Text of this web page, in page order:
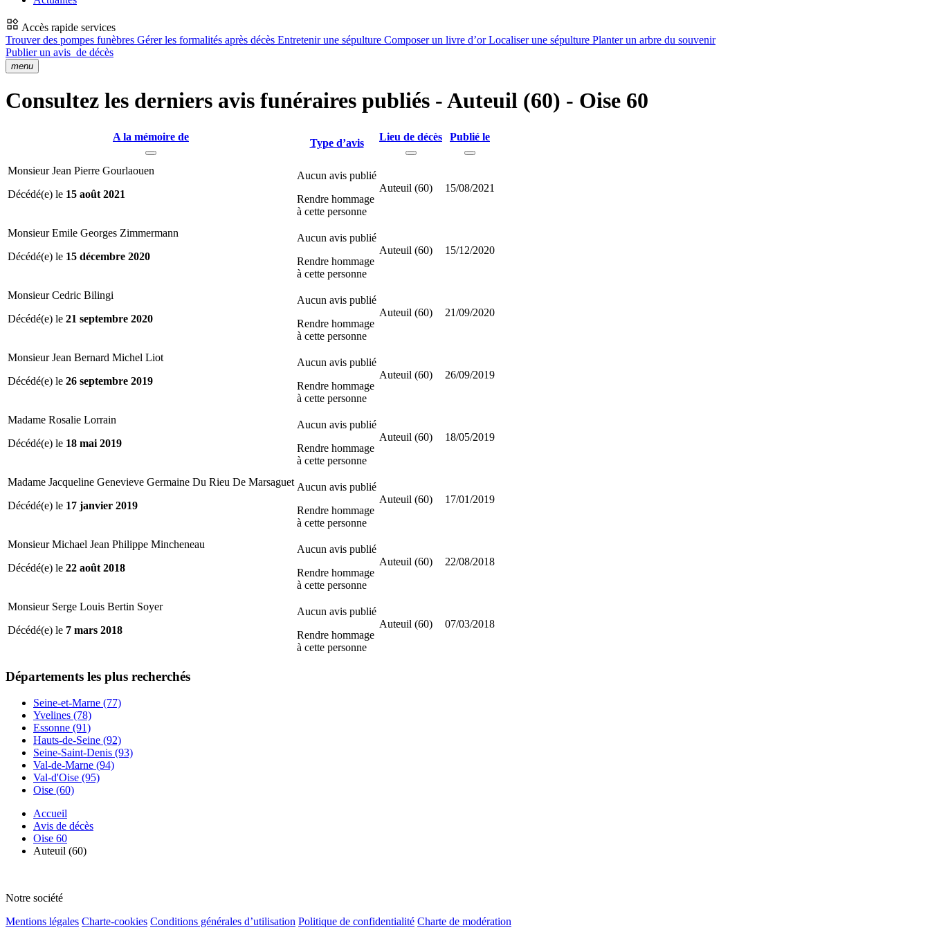
Accès rapide services
Trouver des pompes funèbres Gérer les formalités après décès Entretenir une sépulture Composer un livre d’orLocaliser une sépulture Planter un arbre du souvenir
Publier un avis de décès
menu
Consultez les derniers avis funéraires publiés - Auteuil (60) - Oise 60
A la mémoire de
Type d’avis
Lieu de décès Publié le
Monsieur Jean Pierre Gourlaouen
Décédé(e) le 15 août 2021
Aucun avis publié
Rendre hommage
à cette personne
Auteuil (60) 15/08/2021
Monsieur Emile Georges Zimmermann
Décédé(e) le 15 décembre 2020
Aucun avis publié
Rendre hommage
à cette personne
Auteuil (60) 15/12/2020
Monsieur Cedric Bilingi
Décédé(e) le 21 septembre 2020
Aucun avis publié
Rendre hommage
à cette personne
Auteuil (60) 21/09/2020
Monsieur Jean Bernard Michel Liot
Décédé(e) le 26 septembre 2019
Aucun avis publié
Rendre hommage
à cette personne
Auteuil (60) 26/09/2019
Madame Rosalie Lorrain
Décédé(e) le 18 mai 2019
Aucun avis publié
Rendre hommage
à cette personne
Auteuil (60) 18/05/2019
Madame Jacqueline Genevieve Germaine Du Rieu De Marsaguet
Décédé(e) le 17 janvier 2019
Aucun avis publié
Rendre hommage
à cette personne
Auteuil (60) 17/01/2019
Monsieur Michael Jean Philippe Mincheneau
Décédé(e) le 22 août 2018
Aucun avis publié
Rendre hommage
à cette personne
Auteuil (60) 22/08/2018
Monsieur Serge Louis Bertin Soyer
Décédé(e) le 7 mars 2018
Aucun avis publié
Rendre hommage
à cette personne
Auteuil (60) 07/03/2018
Départements les plus recherchés
Seine-et-Marne (77)
Yvelines (78)
Essonne (91)
Hauts-de-Seine (92)
Seine-Saint-Denis (93)
Val-de-Marne (94)
Val-d'Oise (95)
Oise (60)
Accueil
Avis de décès
Oise 60
Auteuil (60)
Notre société
Mentions légales Charte-cookies Conditions générales d’utilisation Politique de confidentialité Charte de modération